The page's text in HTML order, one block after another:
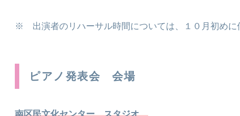
※ 出演者のリハーサル時間については、１０月初めに
ピアノ発表会 会場